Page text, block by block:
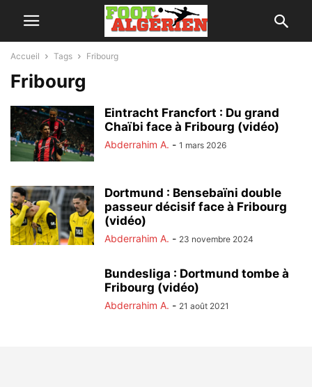
Accueil Tags Fribourg
Fribourg
Eintracht Francfort : Du grand
Chaïbi face à Fribourg (vidéo)
Abderrahim A. - 1 mars 2026
Dortmund : Bensebaïni double
passeur décisif face à Fribourg
(vidéo)
Abderrahim A. - 23 novembre 2024
Bundesliga : Dortmund tombe à
Fribourg (vidéo)
Abderrahim A. - 21 août 2021